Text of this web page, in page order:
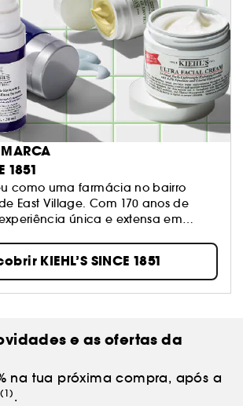
MARCA
1851
como uma farmácia no bairro
East Village. Com 170 anos de
única e extensa em
pele representa a combinação
e natureza. Em três palavras,
SERVIÇO E GENEROSIDADE, as
razão de ser para os seus fiéis
KIEHL’S SINCE 1851
e as ofertas da
na tua próxima compra, após a
(1) .